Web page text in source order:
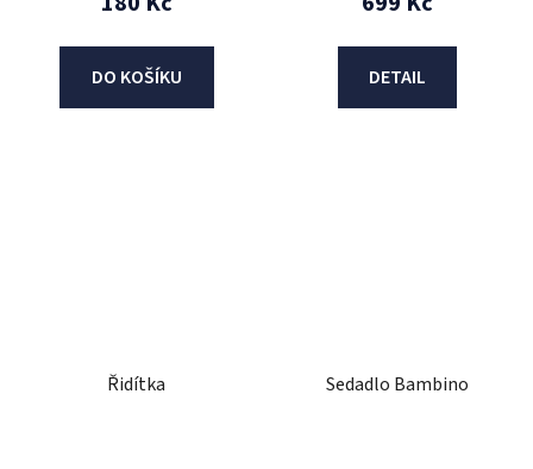
DO KOŠÍKU DETAIL
Řidítka Sedadlo Bambino